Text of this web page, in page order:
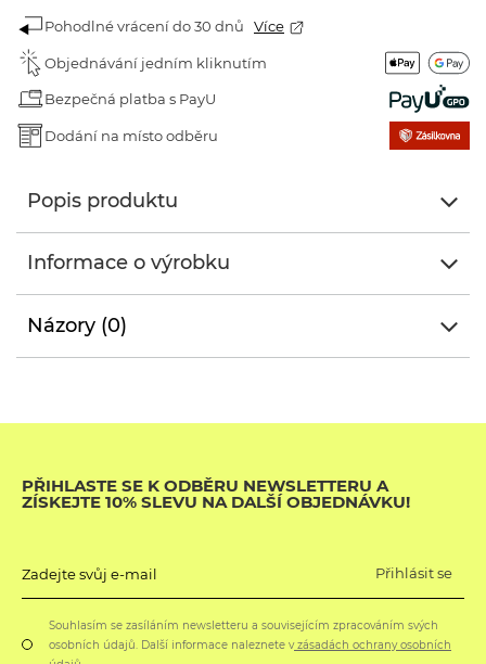
Pohodlné vrácení do 30 dnů Více
Objednávání jedním kliknutím
Bezpečná platba s PayU
Dodání na místo odběru
Popis produktu
Informace o výrobku
Názory (0)
PŘIHLASTE SE K ODBĚRU NEWSLETTERU A
ZÍSKEJTE 10% SLEVU NA DALŠÍ OBJEDNÁVKU!
Zadejte svůj e-mail Přihlásit se
Souhlasím se zasíláním newsletteru a souvisejícím zpracováním svých
osobních údajů. Další informace naleznete vzásadách ochrany osobních